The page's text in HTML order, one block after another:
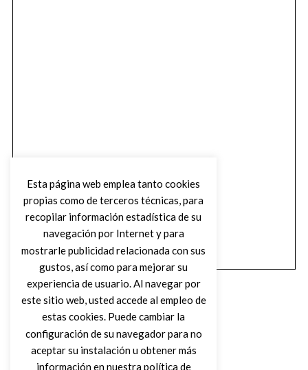
Esta página web emplea tanto cookies
propias como de terceros técnicas, para
recopilar información estadística de su
navegación por Internet y para
mostrarle publicidad relacionada con sus
gustos, así como para mejorar su
experiencia de usuario. Al navegar por
este sitio web, usted accede al empleo de
estas cookies. Puede cambiar la
configuración de su navegador para no
aceptar su instalación u obtener más
información en nuestra política de